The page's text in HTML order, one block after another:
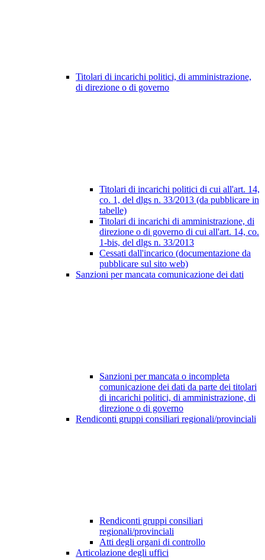
Titolari di incarichi politici, di amministrazione,
di direzione o di governo
Titolari di incarichi politici di cui all'art. 14,
co. 1, del dlgs n. 33/2013 (da pubblicare in
tabelle)
Titolari di incarichi di amministrazione, di
direzione o di governo di cui all'art. 14, co.
1-bis, del dlgs n. 33/2013
Cessati dall'incarico (documentazione da
pubblicare sul sito web)
Sanzioni per mancata comunicazione dei dati
Sanzioni per mancata o incompleta
comunicazione dei dati da parte dei titolari
di incarichi politici, di amministrazione, di
direzione o di governo
Rendiconti gruppi consiliari regionali/provinciali
Rendiconti gruppi consiliari
regionali/provinciali
Atti degli organi di controllo
Articolazione degli uffici